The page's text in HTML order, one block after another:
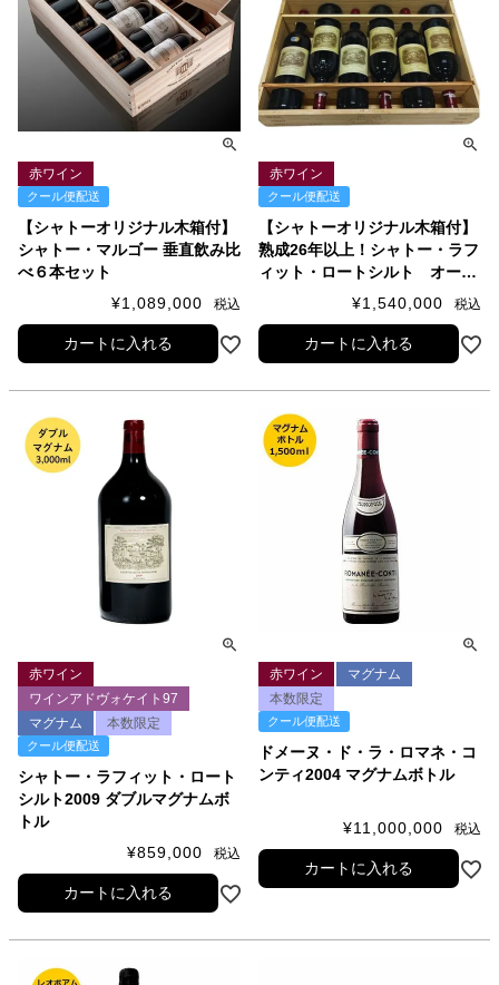
【シャトーオリジナル木箱付】
シャトー・マルゴー 垂直飲み比
べ６本セット
赤ワイン
クール便配送
¥1,089,000 税込
カートに入れる
【シャトーオリジナル木箱付】
熟成26年以上！シャトー・ラフ
ィット・ロートシルト オール
ドヴィンテージ 垂直飲み比べ6
赤ワイン
クール便配送
¥1,540,000 税込
カートに入れる
シャトー・ラフィット・ロート
シルト2009 ダブルマグナムボ
トル
赤ワイン
ワインアドヴォケイト97
マグナム
本数限定
クール便配送
¥859,000 税込
カートに入れる
ドメーヌ・ド・ラ・ロマネ・コ
ンティ2004 マグナムボトル
赤ワイン
マグナム
本数限定
クール便配送
¥11,000,000 税込
カートに入れる